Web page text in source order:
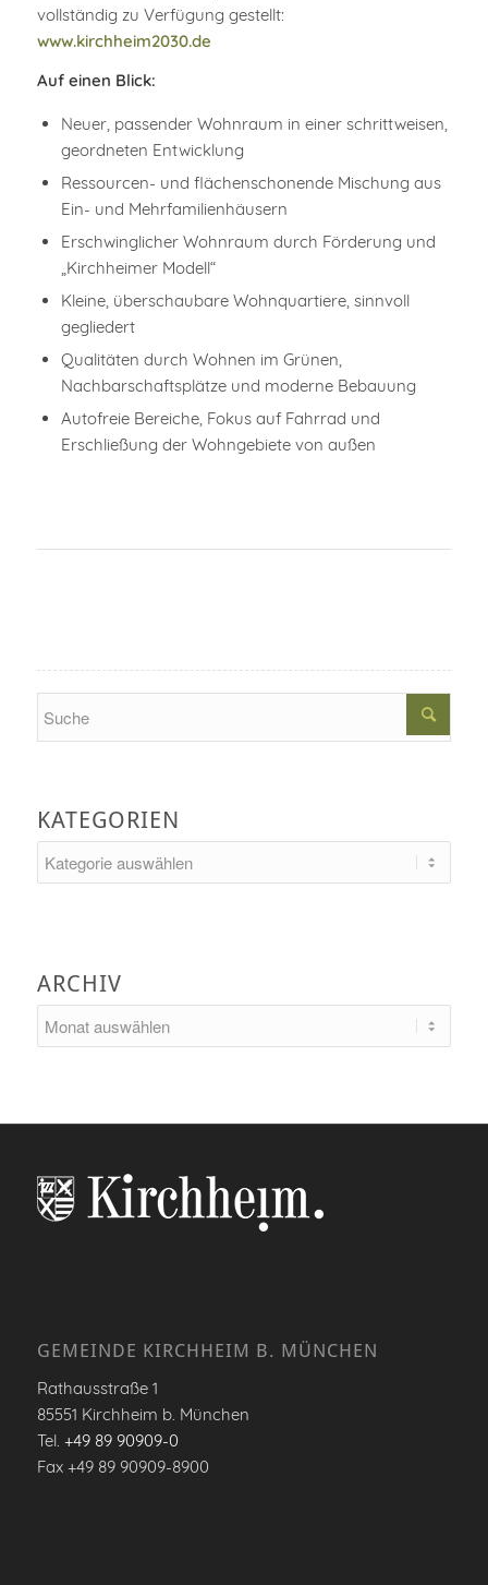
vollständig zu Verfügung gestellt:
www.kirchheim2030.de
Auf einen Blick:
Neuer, passender Wohnraum in einer schrittweisen,
geordneten Entwicklung
Ressourcen- und flächenschonende Mischung aus
Ein- und Mehrfamilienhäusern
Erschwinglicher Wohnraum durch Förderung und
„Kirchheimer Modell“
Kleine, überschaubare Wohnquartiere, sinnvoll
gegliedert
Qualitäten durch Wohnen im Grünen,
Nachbarschaftsplätze und moderne Bebauung
Autofreie Bereiche, Fokus auf Fahrrad und
Erschließung der Wohngebiete von außen
KATEGORIEN
ARCHIV
GEMEINDE KIRCHHEIM B. MÜNCHEN
Rathausstraße 1
85551 Kirchheim b. München
Tel. +49 89 90909-0
Fax +49 89 90909-8900